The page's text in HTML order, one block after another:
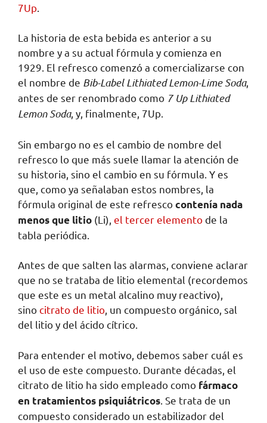
7Up
La historia de esta bebida es anterior a su
nombre y a su actual fórmula y comienza en
1929. El refresco comenzó a comercializarse con
el nombre de Bib-Label Lithiated Lemon-Lime Soda,
antes de ser renombrado como 7 Up Lithiated
Lemon Soda, y, finalmente, 7Up.
Sin embargo no es el cambio de nombre del
refresco lo que más suele llamar la atención de
su historia, sino el cambio en su fórmula. Y es
que, como ya señalaban estos nombres, la
fórmula original de este refrescocontenía nada
menos que litio (Li), el tercer elementode la
tabla periódica.
Antes de que salten las alarmas, conviene aclarar
que no se trataba de litio elemental (recordemos
que este es un metal alcalino muy reactivo),
sinocitrato de litio, un compuesto orgánico, sal
del litio y del ácido cítrico.
Para entender el motivo, debemos saber cuál es
el uso de este compuesto. Durante décadas, el
citrato de litio ha sido empleado como fármaco
en tratamientos psiquiátricos . Se trata de un
compuesto considerado un estabilizador del